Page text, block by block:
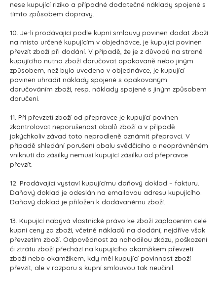
nese kupující riziko a případné dodatečné náklady spojené s
tímto způsobem dopravy.
10. Je-li prodávající podle kupní smlouvy povinen dodat zboží
na místo určené kupujícím v objednávce, je kupující povinen
převzít zboží při dodání. V případě, že je z důvodů na straně
kupujícího nutno zboží doručovat opakovaně nebo jiným
způsobem, než bylo uvedeno v objednávce, je kupující
povinen uhradit náklady spojené s opakovaným
doručováním zboží, resp. náklady spojené s jiným způsobem
doručení.
11. Při převzetí zboží od přepravce je kupující povinen
zkontrolovat neporušenost obalů zboží a v případě
jakýchkoliv závad toto neprodleně oznámit přepravci. V
případě shledání porušení obalu svědčícího o neoprávněném
vniknutí do zásilky nemusí kupující zásilku od přepravce
převzít.
12. Prodávající vystaví kupujícímu daňový doklad – fakturu.
Daňový doklad je odeslán na emailovou adresu kupujícího.
Daňový doklad je přiložen k dodávanému zboží.
13. Kupující nabývá vlastnické právo ke zboží zaplacením celé
kupní ceny za zboží, včetně nákladů na dodání, nejdříve však
převzetím zboží. Odpovědnost za nahodilou zkázu, poškození
či ztrátu zboží přechází na kupujícího okamžikem převzetí
zboží nebo okamžikem, kdy měl kupující povinnost zboží
převzít, ale v rozporu s kupní smlouvou tak neučinil.